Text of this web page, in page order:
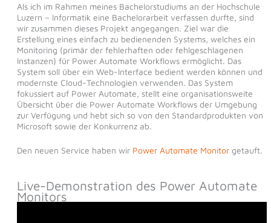
Als ich im Rahmen meines Bachelorstudiums an der Hochschule
Luzern – Informatik eine Bachelorarbeit verfassen durfte, sind
wir zusammen dieses Projekt angegangen. Ziel war die
Erstellung eines einfach zu bedienenden Systems, welches ein
Monitoring (primär der fehlerhaften oder fehlgeschlagenen
Instanzen) für Power Automate Workflows ermöglicht. Das
System soll über ein Web-Interface bedient werden können und
modernste Cloud-Technologien verwenden. Das System
fokussiert auf Power Automate, stellt eine organisationsweite
Übersicht über die Power Automate Workflows der Umgebung
zur Verfügung und hebt sich so von den Standardprodukten von
Microsoft sowie der Konkurrenz ab.
Den neuen Service haben wir Power Automate Monitorgetauft.
Live-Demonstration des Power Automate
Monitors